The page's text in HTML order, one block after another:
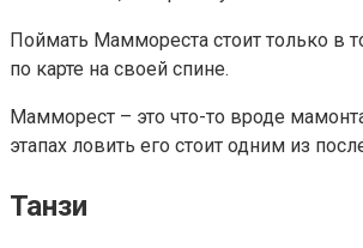
Поймать Маммореста стоит только в
по карте на своей спине.
Мамморест – это что-то вроде
этапах ловить его стоит одним из
Танзи